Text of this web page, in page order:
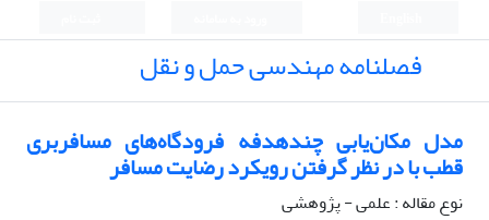
فصلنامه مهندسی حمل و نقل
مدل مکان‌یابی چندهدفه فرودگاه‌های مسافربری
قطب با در نظر گرفتن رویکرد رضایت مسافر
نوع مقاله : علمی - پژوهشی